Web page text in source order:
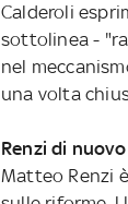
Calderoli
sottolinea -
nel
una volta
Renzi di
Matteo Renzi